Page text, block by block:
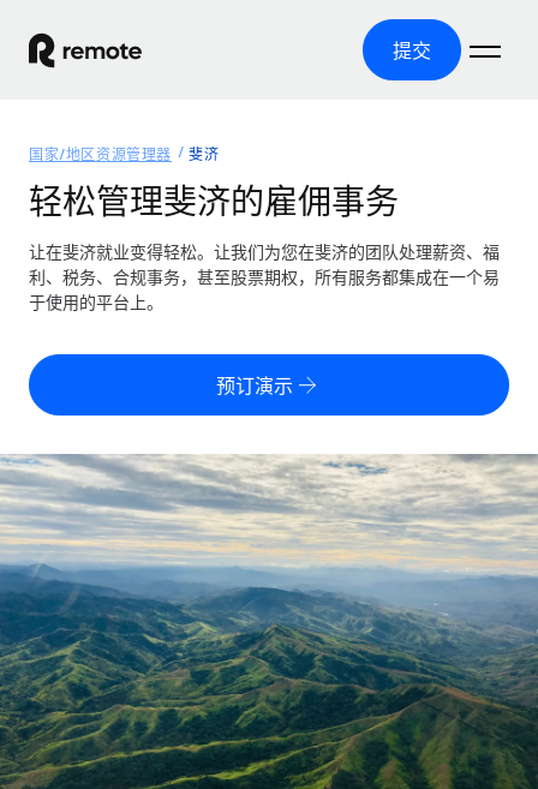
提交
产品
全球招聘
全球薪资管理
轻松运行合规薪资
零实体成本实现全球扩张
全球合规聘用合同工
合同工管理
全球合同工入职与管理
PEO
外包复杂雇佣任务
基础设施
Remote Embedded
将人力资源无缝融入工作流程
覆盖全球
美国各州浏览器
Remote 无惧对比
了解我们的竞争优势
成长阶段
初创企业
为成长型企业量身打造的全球敏捷型人力资源与薪资解决方案
中型市场
通过定制化人力资源解决方案扩展团队
资源
工具与计算器
误分类风险计算工具
员工成本计算器
计算任何国家的员工总成本
合同工薪酬结算计算器
探索全球合同工的结算货币选项与结算速度
通过 REMOTE 学习
研究与指引
案例研究
定价
中文（简体）
English
Nederlands
Français
Deutsch
Español
登录
国家/地区资源管理器 斐济
轻松管理斐济的雇佣事务
让在斐济就业变得轻松。让我们为您在斐济的团队处理薪资、福
利、税务、合规事务，甚至股票期权，所有服务都集成在一个易
于使用的平台上。
预订演示